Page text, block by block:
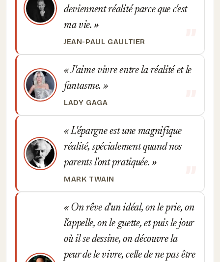
deviennent réalité parce que c'est
ma vie.
JEAN-PAUL GAULTIER
J'aime vivre entre la réalité et le
fantasme.
LADY GAGA
L'épargne est une magnifique
réalité, spécialement quand nos
parents l'ont pratiquée.
MARK TWAIN
On rêve d'un idéal, on le prie, on
l'appelle, on le guette, et puis le jour
où il se dessine, on découvre la
peur de le vivre, celle de ne pas être